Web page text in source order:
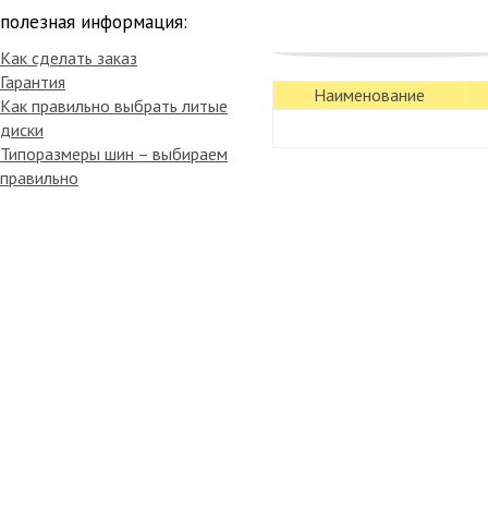
полезная информация:
Как сделать заказ
Гарантия
Как правильно выбрать литые
диски
Типоразмеры шин – выбираем
правильно
таких, как Mercedes SLK и
высокой устойчивостью и
Наименование